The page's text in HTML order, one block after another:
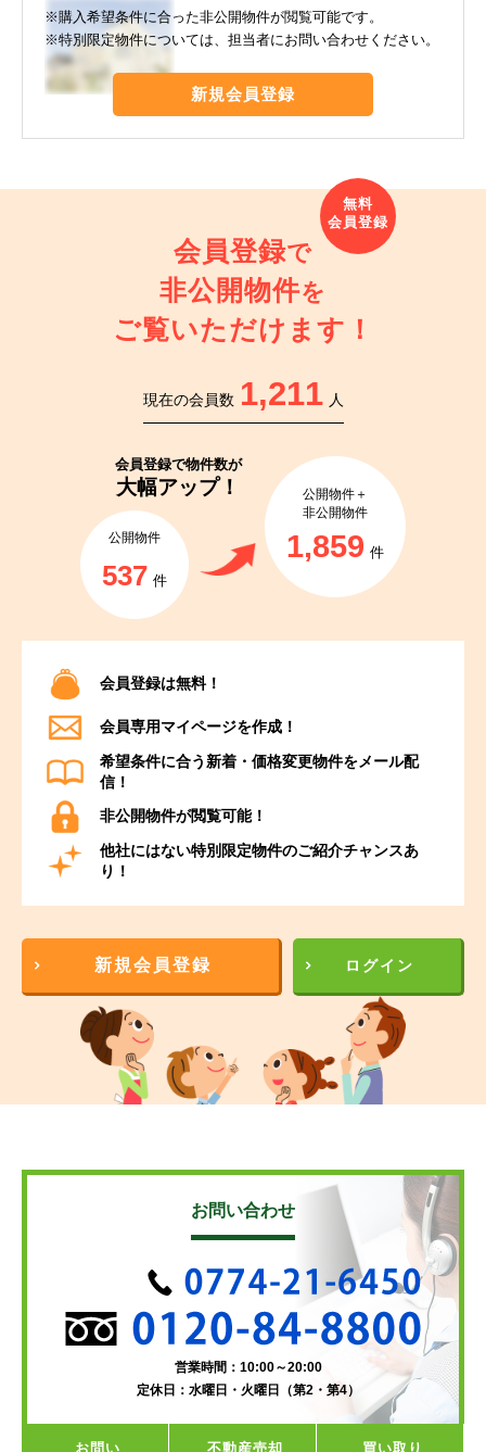
※購入希望条件に合った非公開物件が閲覧可能です。
※特別限定物件については、担当者にお問い合わせください。
新規会員登録
会員登録で
非公開物件を
ご覧いただけます！
現在の会員数 1,211 人
会員登録で物件数が
大幅アップ！
公開物件
537 件
公開物件＋
非公開物件
1,859 件
会員登録は無料！
会員専用マイページを作成！
希望条件に合う新着・価格変更物件をメール配
信！
非公開物件が閲覧可能！
他社にはない特別限定物件のご紹介チャンスあ
り！
新規会員登録 ログイン
お問い合わせ
営業時間：10:00～20:00
定休日：水曜日・火曜日（第2・第4）
お問い 不動産売却 買い取り